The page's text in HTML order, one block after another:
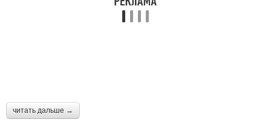
читать дальше →